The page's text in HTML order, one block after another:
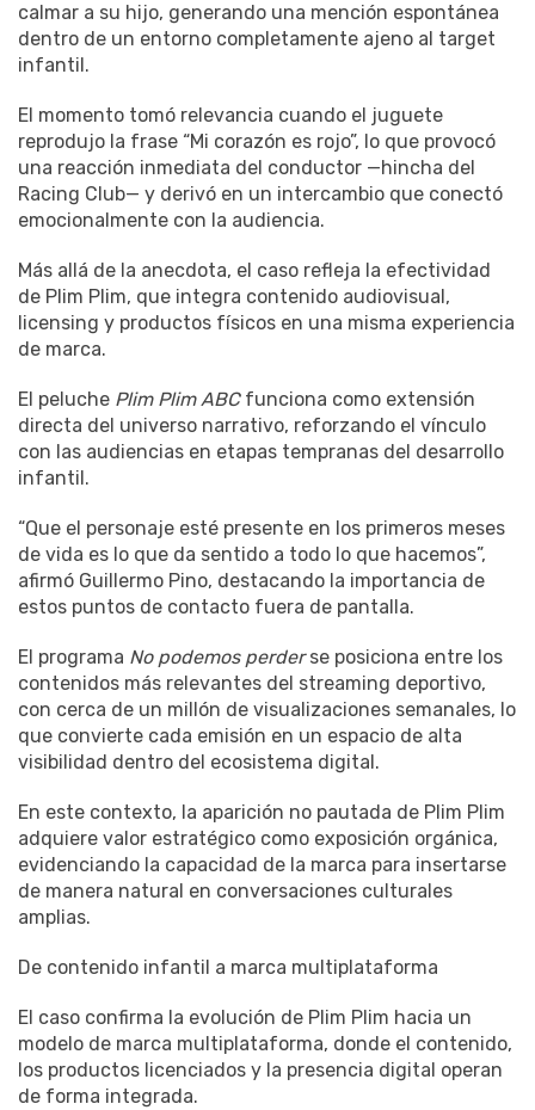
calmar a su hijo, generando una mención espontánea
dentro de un entorno completamente ajeno al target
infantil.
El momento tomó relevancia cuando el juguete
reprodujo la frase “Mi corazón es rojo”, lo que provocó
una reacción inmediata del conductor —hincha del
Racing Club— y derivó en un intercambio que conectó
emocionalmente con la audiencia.
Más allá de la anecdota, el caso refleja la efectividad
de Plim Plim, que integra contenido audiovisual,
licensing y productos físicos en una misma experiencia
de marca.
El peluche Plim Plim ABCfunciona como extensión
directa del universo narrativo, reforzando el vínculo
con las audiencias en etapas tempranas del desarrollo
infantil.
“Que el personaje esté presente en los primeros meses
de vida es lo que da sentido a todo lo que hacemos”,
afirmó Guillermo Pino, destacando la importancia de
estos puntos de contacto fuera de pantalla.
El programa No podemos perderse posiciona entre los
contenidos más relevantes del streaming deportivo,
con cerca de un millón de visualizaciones semanales, lo
que convierte cada emisión en un espacio de alta
visibilidad dentro del ecosistema digital.
En este contexto, la aparición no pautada de Plim Plim
adquiere valor estratégico como exposición orgánica,
evidenciando la capacidad de la marca para insertarse
de manera natural en conversaciones culturales
amplias.
De contenido infantil a marca multiplataforma
El caso confirma la evolución de Plim Plim hacia un
modelo de marca multiplataforma, donde el contenido,
los productos licenciados y la presencia digital operan
de forma integrada.